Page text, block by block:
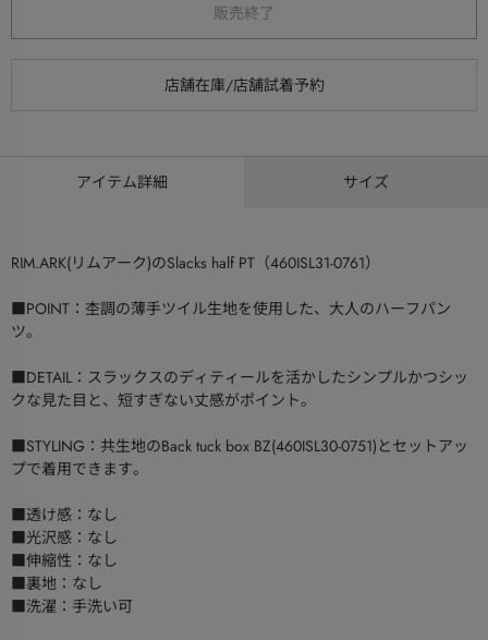
販売終了
アイテム詳細 サイズ
RIM.ARK(リムアーク)のSlacks half PT（460ISL31-0761）
■POINT：杢調の薄手ツイル生地を使用した、大人のハーフパン
ツ。
■DETAIL：スラックスのディティールを活かしたシンプルかつシッ
クな見た目と、短すぎない丈感がポイント。
■STYLING：共生地のBack tuck box BZ(460ISL30-0751)とセットアッ
プで着用できます。
■透け感：なし
■光沢感：なし
■伸縮性：なし
■裏地：なし
■洗濯：手洗い可